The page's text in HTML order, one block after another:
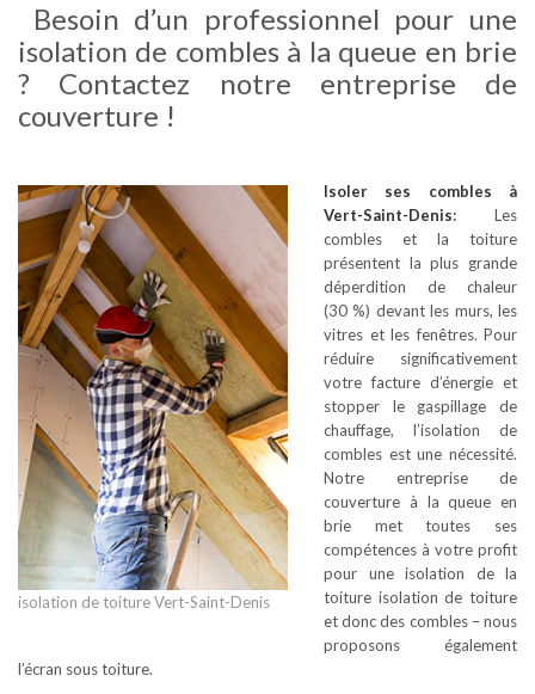
Besoin d’un professionnel pour une
isolation de combles à la queue en brie
? Contactez notre entreprise de
couverture !
isolation de toiture Vert-Saint-Denis
Isoler ses combles à
Vert-Saint-Denis: Les
combles et la toiture
présentent la plus grande
déperdition de chaleur
(30 %) devant les murs, les
vitres et les fenêtres. Pour
réduire significativement
votre facture d’énergie et
stopper le gaspillage de
chauffage, l’isolation de
combles est une nécessité.
Notre entreprise de
couverture à la queue en
brie met toutes ses
compétences à votre profit
pour une isolation de la
toiture isolation de toiture
et donc des combles – nous
proposons également
l’écran sous toiture.